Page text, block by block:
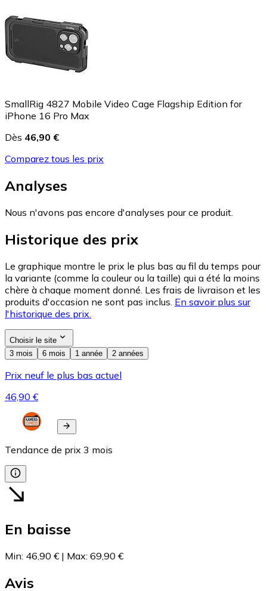
SmallRig 4827 Mobile Video Cage Flagship Edition for
iPhone 16 Pro Max
Dès 46,90 €
Comparez tous les prix
Analyses
Nous n'avons pas encore d'analyses pour ce produit.
Historique des prix
Le graphique montre le prix le plus bas au fil du temps pour
la variante (comme la couleur ou la taille) qui a été la moins
chère à chaque moment donné. Les frais de livraison et les
produits d'occasion ne sont pas inclus. En savoir plus sur
l'historique des prix.
Choisir le site
3 mois
6 mois 1 année 2 années
Prix neuf le plus bas actuel
46,90 €
Tendance de prix 3 mois
En baisse
Min: 46,90 € | Max: 69,90 €
Avis